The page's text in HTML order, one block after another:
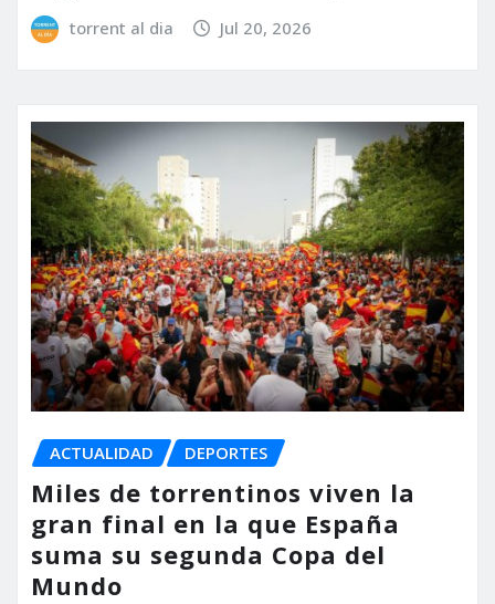
torrent al dia Jul 20, 2026
ACTUALIDAD DEPORTES
Miles de torrentinos viven la
gran final en la que España
suma su segunda Copa del
Mundo